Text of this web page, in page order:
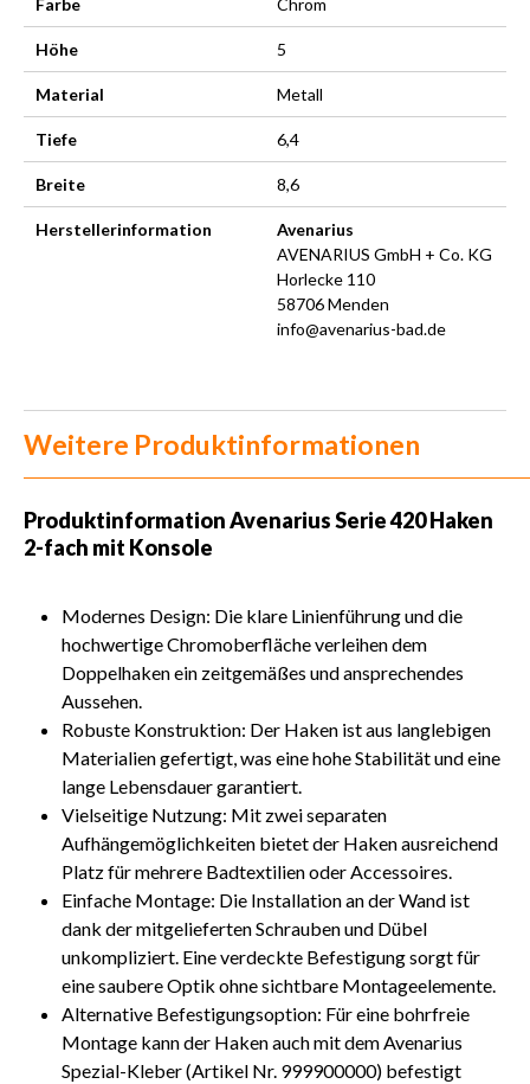
Farbe Chrom
Höhe 5
Material Metall
Tiefe 6,4
Breite 8,6
Herstellerinformation
Avenarius
AVENARIUS GmbH + Co. KG
Horlecke 110
58706 Menden
info@avenarius-bad.de
Weitere Produktinformationen
ProduktinformationAvenarius Serie 420 Haken
2-fach mit Konsole
Modernes Design: Die klare Linienführung und die
hochwertige Chromoberfläche verleihen dem
Doppelhaken ein zeitgemäßes und ansprechendes
Aussehen.
Robuste Konstruktion: Der Haken ist aus langlebigen
Materialien gefertigt, was eine hohe Stabilität und eine
lange Lebensdauer garantiert.
Vielseitige Nutzung: Mit zwei separaten
Aufhängemöglichkeiten bietet der Haken ausreichend
Platz für mehrere Badtextilien oder Accessoires.
Einfache Montage: Die Installation an der Wand ist
dank der mitgelieferten Schrauben und Dübel
unkompliziert. Eine verdeckte Befestigung sorgt für
eine saubere Optik ohne sichtbare Montageelemente.
Alternative Befestigungsoption: Für eine bohrfreie
Montage kann der Haken auch mit dem Avenarius
Spezial-Kleber (Artikel Nr. 999900000) befestigt